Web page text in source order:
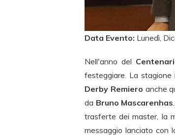
Data Evento: Lunedì,
Nell'anno del
festeggiare. La stagione
Derby Remiero anche
da Bruno Mascarenhas
trasferte dei master, la
messaggio lanciato con